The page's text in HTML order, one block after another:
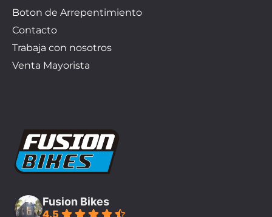
Boton de Arrepentimiento
Contacto
Trabaja con nosotros
Venta Mayorista
Fusion Bikes
4.5